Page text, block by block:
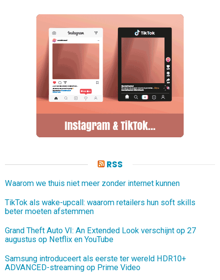
RSS
Waarom we thuis niet meer zonder internet kunnen
TikTok als wake-upcall: waarom retailers hun soft skills
beter moeten afstemmen
Grand Theft Auto VI: An Extended Look verschijnt op 27
augustus op Netflix en YouTube
Samsung introduceert als eerste ter wereld HDR10+
ADVANCED-streaming op Prime Video